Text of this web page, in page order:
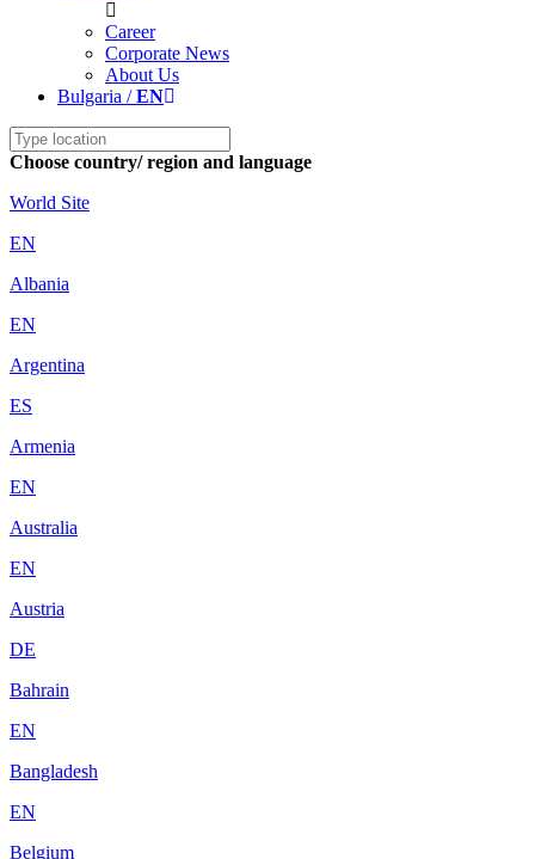
Career
Corporate News
About Us
Bulgaria /EN
Choose country/ region and language
World Site
EN
Albania
EN
Argentina
ES
Armenia
EN
Australia
EN
Austria
DE
Bahrain
EN
Bangladesh
EN
Belgium